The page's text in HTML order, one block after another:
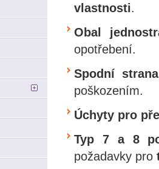
vlastnosti.
Obal
opotřebení.
Spodní
poškozením.
Úchyty pro
Typ 7 a 8
požadavky pro